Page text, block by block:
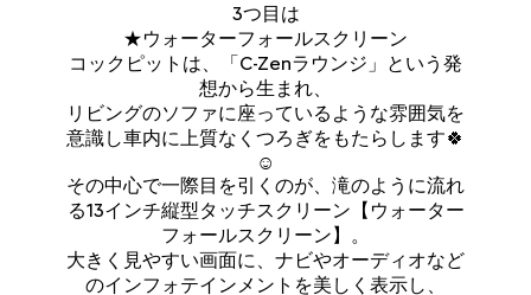
3つ目は
★ウォーターフォールスクリーン
コックピットは、「C-Zenラウンジ」という発
想から生まれ、
リビングのソファに座っているような雰囲気を
意識し車内に上質なくつろぎをもたらします🍀
☺️
その中心で一際目を引くのが、滝のように流れ
る13インチ縦型タッチスクリーン【ウォーター
フォールスクリーン】。
大きく見やすい画面に、ナビやオーディオなど
のインフォテインメントを美しく表示し、